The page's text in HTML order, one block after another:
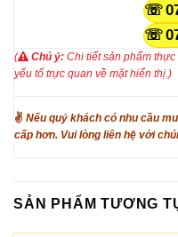
( Chú ý: Chi tiết sản phẩm
yếu tố trực quan về mặt hiển thị.)
✌ Nếu quý khách có nhu cầu
cấp hơn. Vui lòng liên hệ với
SẢN PHẨM TƯƠNG